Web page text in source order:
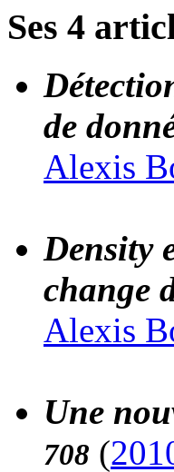
Ses 4
de
Alexis
Density
change
Alexis
Une
708 (